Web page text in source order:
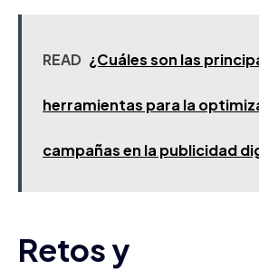
READ ¿Cuáles son las
herramientas para la
campañas en la publicidad
Retos y